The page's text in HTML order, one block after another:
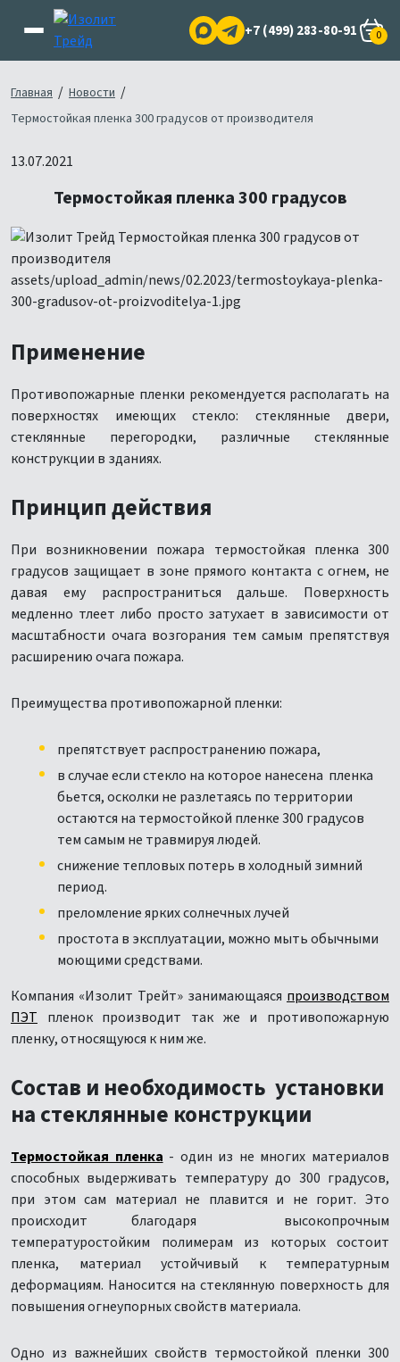
+7 (499) 283-80-91 0
Главная / Новости /
Термостойкая пленка 300 градусов от производителя
13.07.2021
Термостойкая пленка 300 градусов
Применение
Противопожарные пленки рекомендуется располагать на
поверхностях имеющих стекло: стеклянные двери,
стеклянные перегородки, различные стеклянные
конструкции в зданиях.
Принцип действия
При возникновении пожара термостойкая пленка 300
градусов защищает в зоне прямого контакта с огнем, не
давая ему распространиться дальше. Поверхность
медленно тлеет либо просто затухает в зависимости от
масштабности очага возгорания тем самым препятствуя
расширению очага пожара.
Преимущества противопожарной пленки:
препятствует распространению пожара,
в случае если стекло на которое нанесена пленка
бьется, осколки не разлетаясь по территории
остаются на термостойкой пленке 300 градусов
тем самым не травмируя людей.
снижение тепловых потерь в холодный зимний
период.
преломление ярких солнечных лучей
простота в эксплуатации, можно мыть обычными
моющими средствами.
Компания «Изолит Трейт» занимающаяся производством
ПЭТ пленок производит так же и противопожарную
пленку, относящуюся к ним же.
Состав и необходимость установки
на стеклянные конструкции
Термостойкая пленка - один из не многих материалов
способных выдерживать температуру до 300 градусов,
при этом сам материал не плавится и не горит. Это
происходит благодаря высокопрочным
температуростойким полимерам из которых состоит
пленка, материал устойчивый к температурным
деформациям. Наносится на стеклянную поверхность для
повышения огнеупорных свойств материала.
Одно из важнейших свойств термостойкой пленки 300